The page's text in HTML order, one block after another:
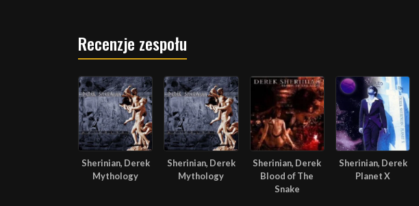
Recenzje zespołu
Sherinian, Derek
Mythology
Sherinian, Derek
Mythology
Sherinian, Derek
Blood of The
Snake
Sherinian, Derek
Planet X